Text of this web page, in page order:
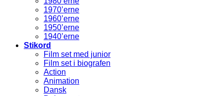
1970’erne
1960’erne
1950’erne
1940’erne
Stikord
Film set med junior
Film set i biografen
Action
Animation
Dansk